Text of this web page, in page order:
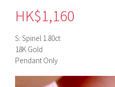
HK$1,160
S: Spinel 1.80ct
18K Gold
Pendant Only